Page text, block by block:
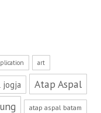
art
jogja
Atap Aspal
atap aspal batam